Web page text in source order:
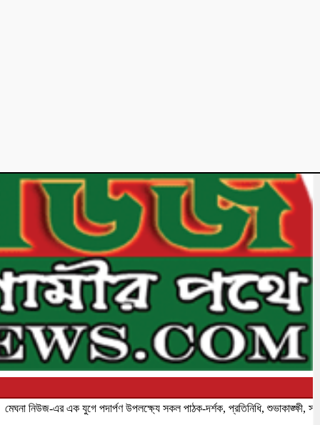
এর এক যুগে পদার্পণ উপলক্ষ্যে সকল পাঠক-দর্শক, প্রতিনিধি, শুভাকাঙ্ক্ষী,